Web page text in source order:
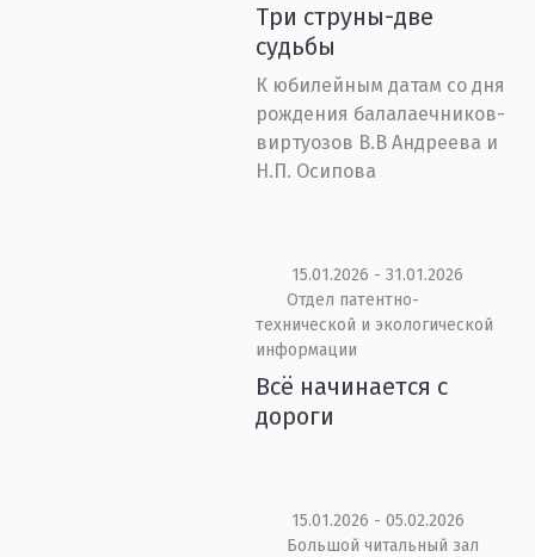
Три струны-две
судьбы
К юбилейным датам со дня
рождения балалаечников-
виртуозов В.В Андреева и
Н.П. Осипова
15.01.2026 - 31.01.2026
Отдел патентно-
технической и экологической
информации
Всё начинается с
дороги
15.01.2026 - 05.02.2026
Большой читальный зал